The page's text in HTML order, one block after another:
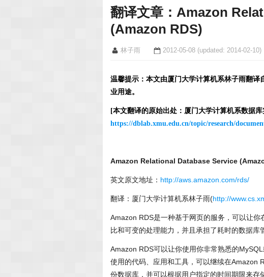
翻译文章：Amazon
(Amazon RDS)
林子雨 2012-05-08 (updated: 2014-02-10)
温馨提示：本文由厦门大学计算机系林子雨翻
业用途。
[本文翻译的原始出处：厦门大学计算机系数据
https://dblab.xmu.edu.cn/topic/research/
Amazon Relational Database Service
英文原文地址： http://aws.amazon.com/rds/
翻译：厦门大学计算机系林子雨(http://
Amazon RDS是一种基于网页的服务，可以让
比和可变的处理能力，并且承担了耗时的数据库
Amazon RDS可以让你使用你非常熟悉的
使用的代码、应用和工具，可以继续在Amazon
份数据库，并可以根据用户指定的时间期限来